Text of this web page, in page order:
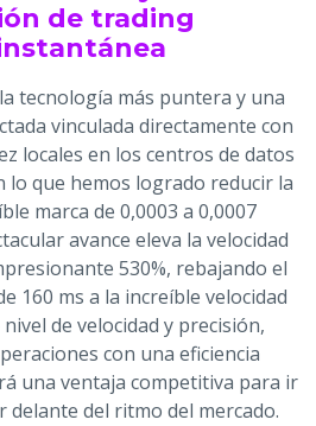
de trading
tecnología más puntera y una
vinculada directamente con
locales en los centros de datos
lo que hemos logrado reducir la
marca de 0,0003 a 0,0007
avance eleva la velocidad
530%, rebajando el
160 ms a la increíble velocidad
de velocidad y precisión,
con una eficiencia
una ventaja competitiva para ir
del ritmo del mercado.